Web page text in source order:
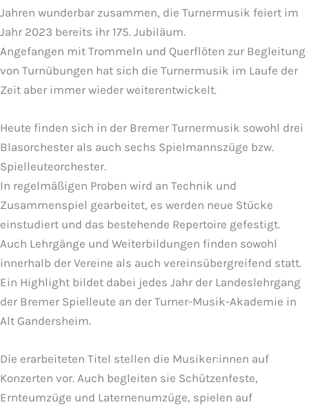
Jahren wunderbar zusammen, die Turnermusik feiert im
Jahr 2023 bereits ihr 175. Jubiläum.
Angefangen mit Trommeln und Querflöten zur Begleitung
von Turnübungen hat sich die Turnermusik im Laufe der
Zeit aber immer wieder weiterentwickelt.
Heute finden sich in der Bremer Turnermusik sowohl drei
Blasorchester als auch sechs Spielmannszüge bzw.
Spielleuteorchester.
In regelmäßigen Proben wird an Technik und
Zusammenspiel gearbeitet, es werden neue Stücke
einstudiert und das bestehende Repertoire gefestigt.
Auch Lehrgänge und Weiterbildungen finden sowohl
innerhalb der Vereine als auch vereinsübergreifend statt.
Ein Highlight bildet dabei jedes Jahr der Landeslehrgang
der Bremer Spielleute an der Turner-Musik-Akademie in
Alt Gandersheim.
Die erarbeiteten Titel stellen die Musiker:innen auf
Konzerten vor. Auch begleiten sie Schützenfeste,
Ernteumzüge und Laternenumzüge, spielen auf